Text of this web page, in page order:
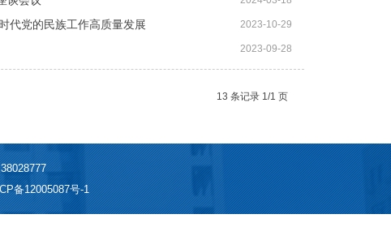
2023-10-29
代党的民族工作高质量发展
2023-09-28
13 条记录 1/1 页
备12005087号-1